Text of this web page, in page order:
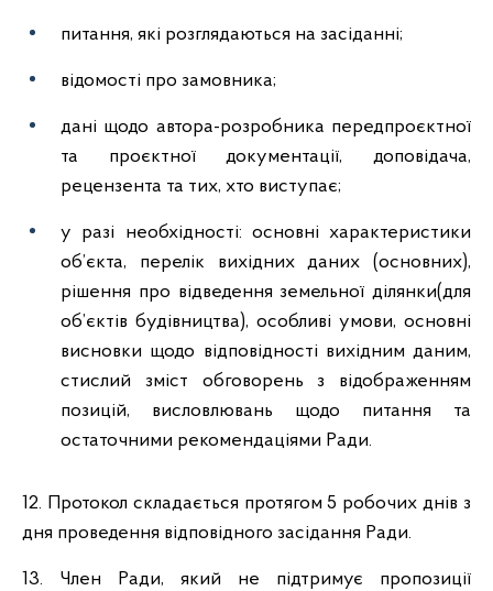
питання, які розглядаються на засіданні;
відомості про замовника;
дані щодо автора-розробника передпроєктної
та проєктної документації, доповідача,
рецензента та тих, хто виступає;
у разі необхідності: основні характеристики
об’єкта, перелік вихідних даних (основних),
рішення про відведення земельної ділянки(для
об’єктів будівництва), особливі умови, основні
висновки щодо відповідності вихідним даним,
стислий зміст обговорень з відображенням
позицій, висловлювань щодо питання та
остаточними рекомендаціями Ради.
12. Протокол складається протягом 5 робочих днів з
дня проведення відповідного засідання Ради.
13. Член Ради, який не підтримує пропозиції